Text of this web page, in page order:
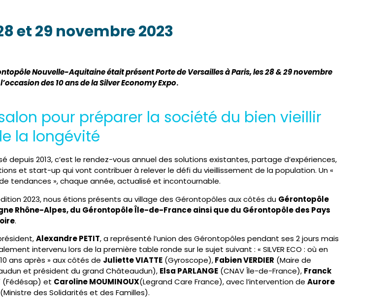
et 29 novembre 2023
Nouvelle-Aquitaine était présent Porte de Versailles à Paris, les 28 & 29 novembre
des 10 ans de la Silver Economy Expo.
pour préparer la société du bien vieillir
la longévité
depuis 2013, c’est le rendez-vous annuel des solutions existantes, partage d’expériences,
et start-up qui vont contribuer à relever le défi du vieillissement de la population. Un «
tendances », chaque année, actualisé et incontournable.
2023, nous étions présents au village des Gérontopôles aux côtés du Gérontopôle
Rhône-Alpes, du Gérontopôle Île-de-France ainsi que du Gérontopôle des Pays
.
Alexandre PETIT, a représenté l’union des Gérontopôles pendant ses 2 jours mais
intervenu lors de la première table ronde sur le sujet suivant : « SILVER ECO : où en
ans après » aux côtés de Juliette VIATTE (Gyroscope),Fabien VERDIER (Maire de
et président du grand Châteaudun), Elsa PARLANGE (CNAV Île-de-France), Franck
(Fédésap) et Caroline MOUMINOUX(Legrand Care France), avec l’intervention de Aurore
(Ministre des Solidarités et des Familles).